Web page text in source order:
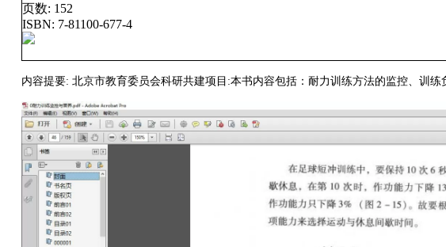
页数: 152
ISBN: 7-81100-677-4
内容提要: 北京市教育委员会科研共建项目:本书内容包括：耐力训练方法的监控、训